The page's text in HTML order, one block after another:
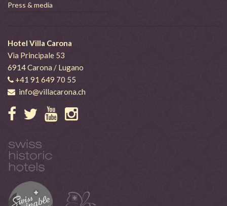
Press & media
Hotel Villa Carona
Via Principale 53
6914 Carona / Lugano
+41 91 649 70 55
info@villacarona.ch